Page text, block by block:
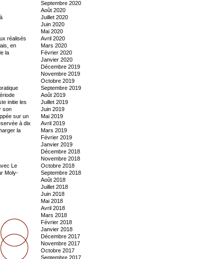
réalisés
en
la
initie les
son
sur un
à dix
la
Le
Moly-
Septembre 2020
Août 2020
Juillet 2020
Juin 2020
Mai 2020
Avril 2020
Mars 2020
Février 2020
Janvier 2020
Décembre 2019
Novembre 2019
Octobre 2019
Septembre 2019
Août 2019
Juillet 2019
Juin 2019
Mai 2019
Avril 2019
Mars 2019
Février 2019
Janvier 2019
Décembre 2018
Novembre 2018
Octobre 2018
Septembre 2018
Août 2018
Juillet 2018
Juin 2018
Mai 2018
Avril 2018
Mars 2018
Février 2018
Janvier 2018
Décembre 2017
Novembre 2017
Octobre 2017
Septembre 2017